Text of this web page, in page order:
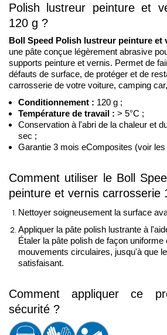
Polish lustreur peinture et
120 g ?
Boll Speed Polish lustreur peinture et
une pâte conçue légèrement abrasive
supports peinture et vernis. Permet de
défauts de surface, de protéger et de
carrosserie de votre voiture, camping
Conditionnement : 120 g ;
Température de travail : > 5°C ;
Conservation à l'abri de la chaleur et
sec ;
Garantie 3 mois eComposites (voir
Comment utiliser le Boll
peinture et vernis carrosserie
Nettoyer soigneusement la surface
Appliquer la pâte polish lustrante à
Étaler la pâte polish de façon uniforme
mouvements circulaires, jusqu'à que
satisfaisant.
Comment appliquer ce
sécurité ?